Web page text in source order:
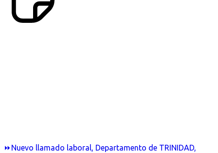
⏩Nuevo llamado laboral, Departamento de TRINIDAD,